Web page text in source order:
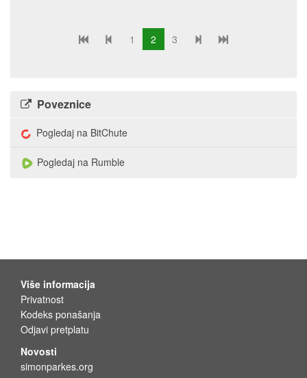
1 2 3
Poveznice
Pogledaj na BitChute
Pogledaj na Rumble
Više informacija
Privatnost
Kodeks ponašanja
Odjavi pretplatu
Novosti
simonparkes.org